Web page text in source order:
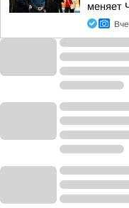
меняет